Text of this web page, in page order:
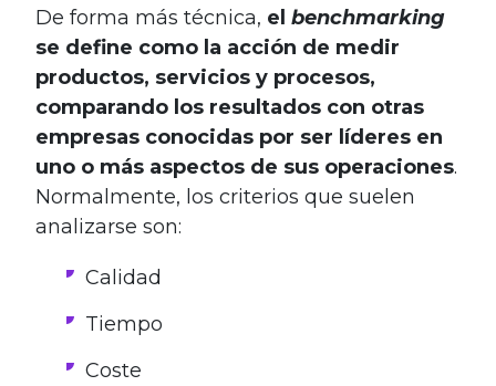
De forma más técnica, el benchmarking
se define como la acción de medir
productos, servicios y procesos,
comparando los resultados con otras
empresas conocidas por ser líderes en
uno o más aspectos de sus operaciones.
Normalmente, los criterios que suelen
analizarse son:
Calidad
Tiempo
Coste